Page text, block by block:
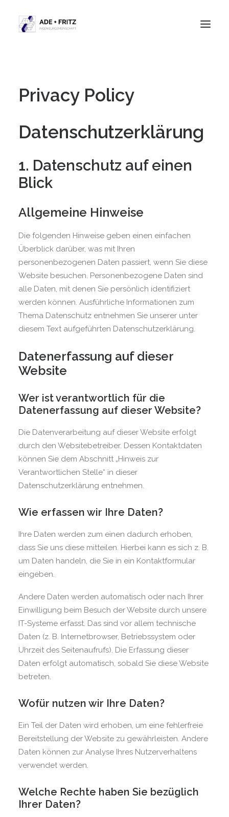
Projekte
Kontakt
Privacy Policy
Datenschutz­erklärung
1. Datenschutz auf einen
Blick
Allgemeine Hinweise
Die folgenden Hinweise geben einen einfachen
Überblick darüber, was mit Ihren
personenbezogenen Daten passiert, wenn Sie diese
Website besuchen. Personenbezogene Daten sind
alle Daten, mit denen Sie persönlich identifiziert
werden können. Ausführliche Informationen zum
Thema Datenschutz entnehmen Sie unserer unter
diesem Text aufgeführten Datenschutzerklärung.
Datenerfassung auf dieser
Website
Wer ist verantwortlich für die
Datenerfassung auf dieser Website?
Die Datenverarbeitung auf dieser Website erfolgt
durch den Websitebetreiber. Dessen Kontaktdaten
können Sie dem Abschnitt „Hinweis zur
Verantwortlichen Stelle“ in dieser
Datenschutzerklärung entnehmen.
Wie erfassen wir Ihre Daten?
Ihre Daten werden zum einen dadurch erhoben,
dass Sie uns diese mitteilen. Hierbei kann es sich z. B.
um Daten handeln, die Sie in ein Kontaktformular
eingeben.
Andere Daten werden automatisch oder nach Ihrer
Einwilligung beim Besuch der Website durch unsere
IT-Systeme erfasst. Das sind vor allem technische
Daten (z. B. Internetbrowser, Betriebssystem oder
Uhrzeit des Seitenaufrufs). Die Erfassung dieser
Daten erfolgt automatisch, sobald Sie diese Website
betreten.
Wofür nutzen wir Ihre Daten?
Ein Teil der Daten wird erhoben, um eine fehlerfreie
Bereitstellung der Website zu gewährleisten. Andere
Daten können zur Analyse Ihres Nutzerverhaltens
verwendet werden.
Welche Rechte haben Sie bezüglich
Ihrer Daten?